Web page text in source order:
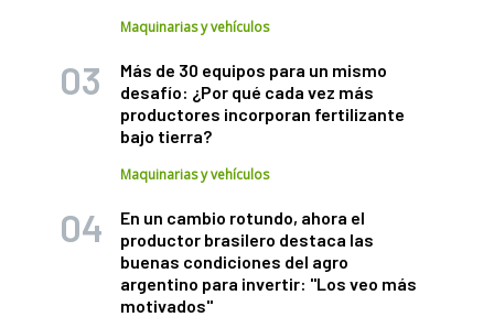
Maquinarias y vehículos
Más de 30 equipos para un mismo
desafío: ¿Por qué cada vez más
productores incorporan fertilizante
bajo tierra?
Maquinarias y vehículos
En un cambio rotundo, ahora el
productor brasilero destaca las
buenas condiciones del agro
argentino para invertir: "Los veo más
motivados"